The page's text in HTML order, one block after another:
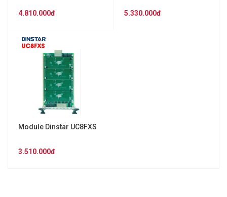
4.810.000đ 5.330.000đ
Module Dinstar UC8FXS
3.510.000đ